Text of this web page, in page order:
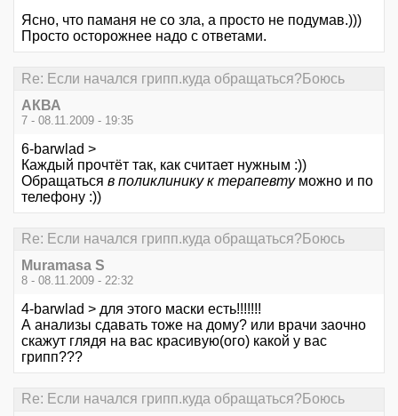
Ясно, что паманя не со зла, а просто не подумав.)))
Просто осторожнее надо с ответами.
Re: Если начался грипп.куда обращаться?Боюсь
АКВА
7 - 08.11.2009 - 19:35
6-barwlad >
Каждый прочтёт так, как считает нужным :))
Обращаться в поликлинику к терапевтуможно и по
телефону :))
Re: Если начался грипп.куда обращаться?Боюсь
Muramasa S
8 - 08.11.2009 - 22:32
4-barwlad > для этого маски есть!!!!!!!
А анализы сдавать тоже на дому? или врачи заочно
скажут глядя на вас красивую(ого) какой у вас
грипп???
Re: Если начался грипп.куда обращаться?Боюсь